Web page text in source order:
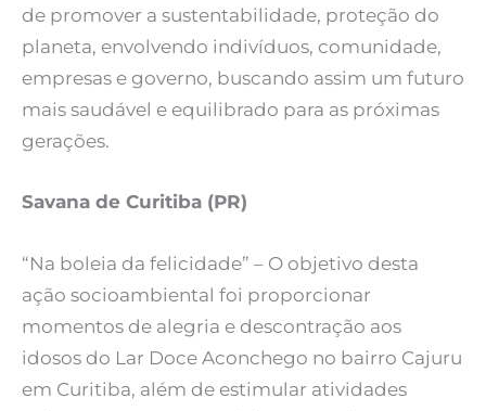
de promover a sustentabilidade, proteção do
planeta, envolvendo indivíduos, comunidade,
empresas e governo, buscando assim um futuro
mais saudável e equilibrado para as próximas
gerações.
Savana de Curitiba (PR)
“Na boleia da felicidade” – O objetivo desta
ação socioambiental foi proporcionar
momentos de alegria e descontração aos
idosos do Lar Doce Aconchego no bairro Cajuru
em Curitiba, além de estimular atividades